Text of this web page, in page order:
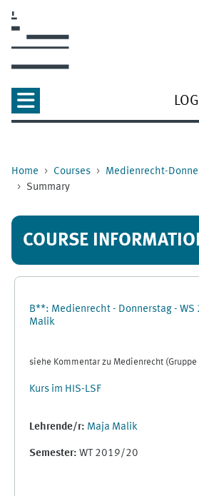
Home Courses
Medienrecht-
Summary
COURSE
B**: Medienrecht - Donnerstag -
Malik
siehe Kommentar zu Medienrecht (Gruppe
Kurs im HIS-LSF
Lehrende/r: Maja Malik
Semester: WT 2019/20